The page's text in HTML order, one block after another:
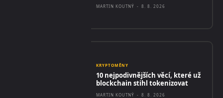
MARTIN KOUTNÝ - 8. 8. 2026
KRYPTOMĚNY
10 nejpodivnějších věcí, které už
blockchain stihl tokenizovat
MARTIN KOUTNÝ - 8. 8. 2026